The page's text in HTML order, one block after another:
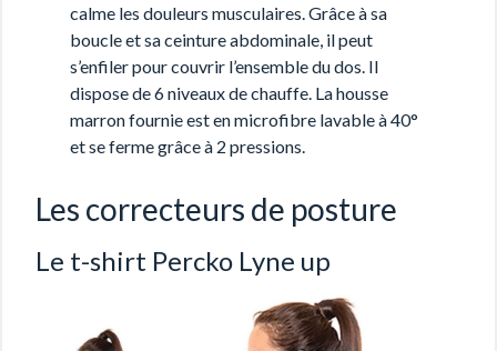
calme les douleurs musculaires. Grâce à sa
boucle et sa ceinture abdominale, il peut
s’enfiler pour couvrir l’ensemble du dos. Il
dispose de 6 niveaux de chauffe. La housse
marron fournie est en microfibre lavable à 40°
et se ferme grâce à 2 pressions.
Les correcteurs de posture
Le t-shirt Percko Lyne up